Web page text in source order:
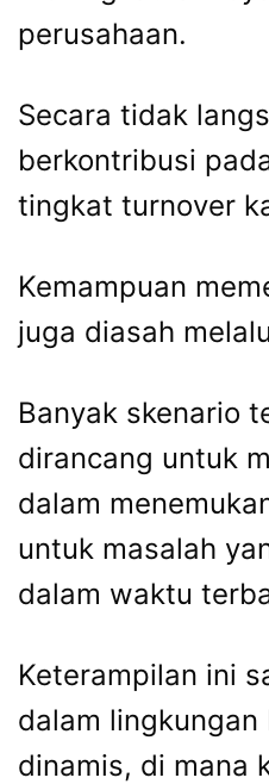
perusahaan.
Secara tidak
berkontribusi
tingkat turnover
Kemampuan
juga diasah
Banyak skenario
dirancang untuk
dalam
untuk masalah
dalam waktu
Keterampilan ini
dalam lingkungan
dinamis, di mana